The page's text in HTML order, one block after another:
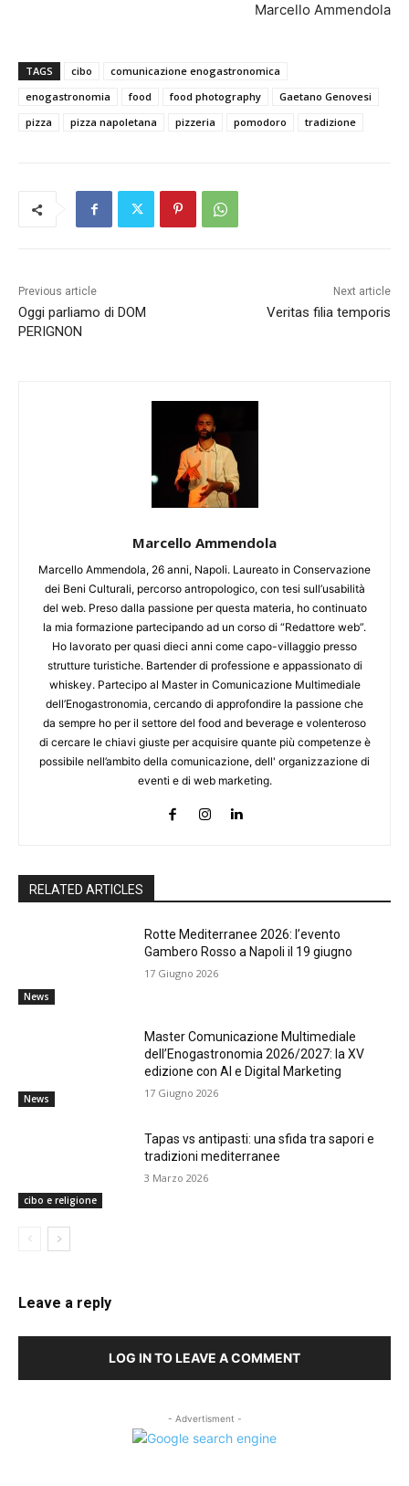
Marcello Ammendola
TAGS cibo
comunicazione enogastronomica
enogastronomia
food food photography
Gaetano Genovesi
pizza
pizza napoletana pizzeria pomodoro tradizione
Previous article
Oggi parliamo di DOM
PERIGNON
Next article
Veritas filia temporis
Marcello Ammendola
Marcello Ammendola, 26 anni, Napoli. Laureato in Conservazione
dei Beni Culturali, percorso antropologico, con tesi sull’usabilità
del web. Preso dalla passione per questa materia, ho continuato
la mia formazione partecipando ad un corso di “Redattore web”.
Ho lavorato per quasi dieci anni come capo-villaggio presso
strutture turistiche. Bartender di professione e appassionato di
whiskey. Partecipo al Master in Comunicazione Multimediale
dell’Enogastronomia, cercando di approfondire la passione che
da sempre ho per il settore del food and beverage e volenteroso
di cercare le chiavi giuste per acquisire quante più competenze è
possibile nell’ambito della comunicazione, dell' organizzazione di
eventi e di web marketing.
RELATED ARTICLES
News
Rotte Mediterranee 2026: l’evento
Gambero Rosso a Napoli il 19 giugno
17 Giugno 2026
News
Master Comunicazione Multimediale
dell’Enogastronomia 2026/2027: la XV
edizione con AI e Digital Marketing
17 Giugno 2026
cibo e religione
Tapas vs antipasti: una sfida tra sapori e
tradizioni mediterranee
3 Marzo 2026
Leave a reply
LOG IN TO LEAVE A COMMENT
- Advertisment -